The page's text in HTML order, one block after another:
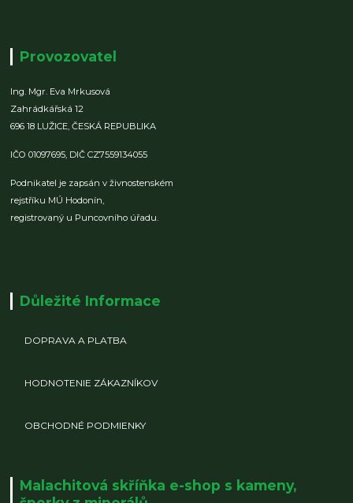
Provozovatel
Ing. Mgr. Eva Mrkusová
Zahrádkářská 12
696 18 LUŽICE,ČESKÁ REPUBLIKA
IČO 01097695, DIČ CZ7559134055
Podnikatel je zapsán v živnostenském
rejstříku MÚ Hodonín,
registrovaný u Puncovního úřadu.
Důležité Informace
DOPRAVA A PLATBA
HODNOTENIE ZÁKAZNÍKOV
OBCHODNÉ PODMIENKY
Malachitová skříňka e-shop s kameny,